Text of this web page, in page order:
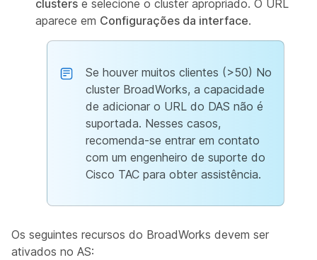
clusters e selecione o cluster apropriado. O URL
aparece em Configurações da interface.
Se houver muitos clientes (>50) No
cluster BroadWorks, a capacidade
de adicionar o URL do DAS não é
suportada. Nesses casos,
recomenda-se entrar em contato
com um engenheiro de suporte do
Cisco TAC para obter assistência.
Os seguintes recursos do BroadWorks devem ser
ativados no AS: